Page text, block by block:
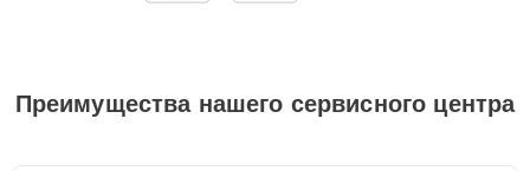
Преимущества нашего сервисного центра